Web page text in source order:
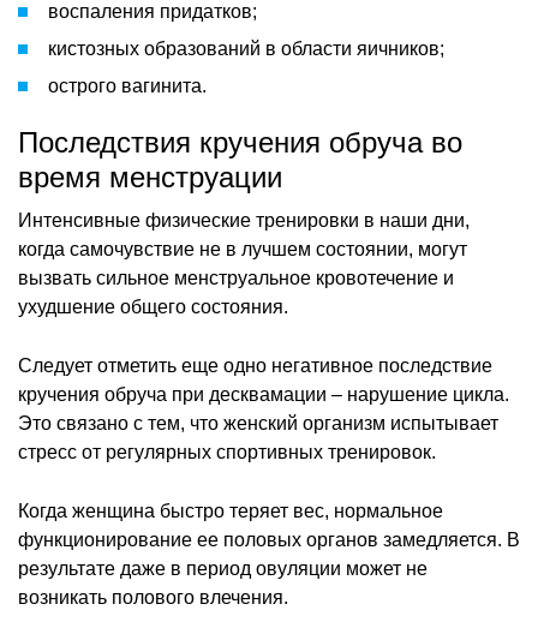
воспаления придатков;
кистозных образований в области яичников;
острого вагинита.
Последствия кручения обруча во
время менструации
Интенсивные физические тренировки в наши дни,
когда самочувствие не в лучшем состоянии, могут
вызвать сильное менструальное кровотечение и
ухудшение общего состояния.
Следует отметить еще одно негативное последствие
кручения обруча при десквамации – нарушение цикла.
Это связано с тем, что женский организм испытывает
стресс от регулярных спортивных тренировок.
Когда женщина быстро теряет вес, нормальное
функционирование ее половых органов замедляется. В
результате даже в период овуляции может не
возникать полового влечения.